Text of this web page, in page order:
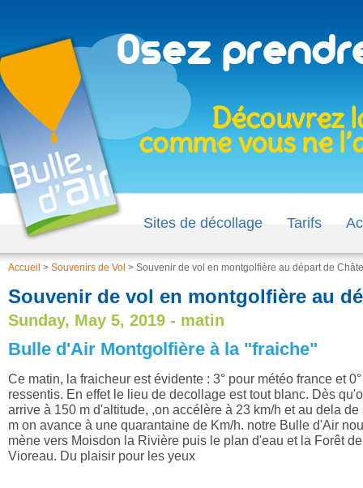
Sites de décollage Tarifs
Accueil > Souvenirs de Vol > Souvenir de vol en montgolfière au départ de
Souvenir de vol en montgolfière au
Sunday, May 5, 2019 - matin
Bulle d'Air Montgolfière à la "fraiche"
Ce matin, la fraicheur est évidente : 3° pour météo france et 0°
ressentis. En effet le lieu de decollage est tout blanc. Dès
arrive à 150 m d'altitude, ,on accélère à 23 km/h et au dela de
m on avance à une quarantaine de Km/h. notre Bulle d'Air
mène vers Moisdon la Rivière puis le plan d'eau et la Forêt de
Vioreau. Du plaisir pour les yeux